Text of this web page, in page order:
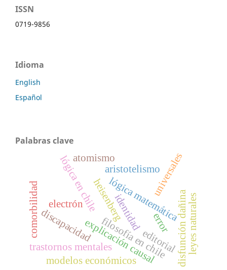
ISSN
0719-9856
Idioma
English
Español
Palabras clave
filosofía en chile
lógica en chile identidad
lógica matemática
error
explicación causal
trastornos mentales disfunción dañina
discapacidad
comorbilidad
universales
leyes naturales
aristotelismo
electrón
atomismo
heisenberg
editorial
modelos económicos